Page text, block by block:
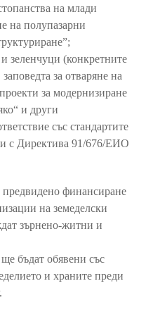
на млади
на полупазарни
зеленчуци (конкретните
за отваряне на
за модернизиране
и други
със стандартите
с Директива 91/676/ЕИО
финансиране
на земеделски
зърнено-житни и
бъдат обявени със
и храните преди